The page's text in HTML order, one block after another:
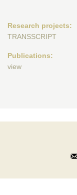
Research projects:
TRANSSCRIPT
Publications:
view